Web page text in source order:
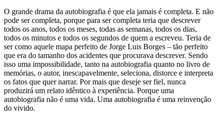
O grande drama da autobiografia é que ela jamais é completa. E não
pode ser completa, porque para ser completa teria que descrever
todos os anos, todos os meses, todas as semanas, todos os dias,
todos os minutos e todos os segundos de quem a escreveu. Teria de
ser como aquele mapa perfeito de Jorge Luis Borges – tão perfeito
que era do tamanho dos acidentes que procurava descrever. Sendo
isso uma impossibilidade, tanto na autobiografia quanto no livro de
memórias, o autor, inescapavelmente, seleciona, distorce e interpreta
os fatos que quer narrar. Por mais que deseje ser fiel, nunca
produzirá um relato idêntico à experiência. Porque uma
autobiografia não é uma vida. Uma autobiografia é uma reinvenção
do vivido.